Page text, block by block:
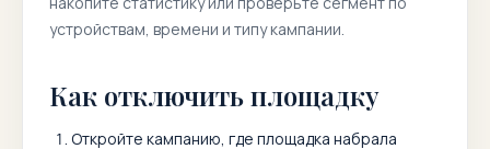
устройствам, времени и типу кампании.
Как отключить площадку
Откройте кампанию, где площадка набрала